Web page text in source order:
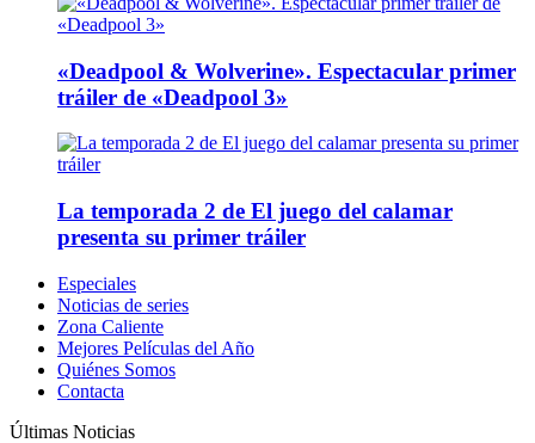
«Deadpool & Wolverine». Espectacular primer
tráiler de «Deadpool 3»
La temporada 2 de El juego del calamar
presenta su primer tráiler
Especiales
Noticias de series
Zona Caliente
Mejores Películas del Año
Quiénes Somos
Contacta
Últimas Noticias